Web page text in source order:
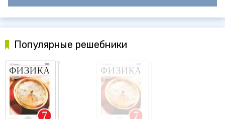
Популярные решебники